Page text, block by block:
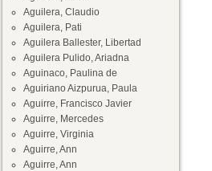
Aguilera, Claudio
Aguilera, Pati
Aguilera Ballester, Libertad
Aguilera Pulido, Ariadna
Aguinaco, Paulina de
Aguiriano Aizpurua, Paula
Aguirre, Francisco Javier
Aguirre, Mercedes
Aguirre, Virginia
Aguirre, Ann
Aguirre, Ann